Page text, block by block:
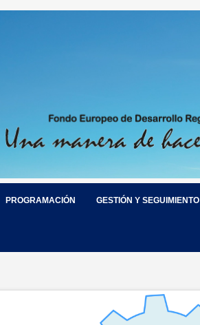
PROGRAMACIÓN GESTIÓN Y SEGUIMIENTO